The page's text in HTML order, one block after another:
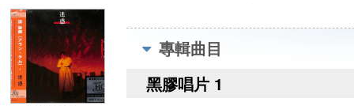
專輯曲目
黑膠唱片 1